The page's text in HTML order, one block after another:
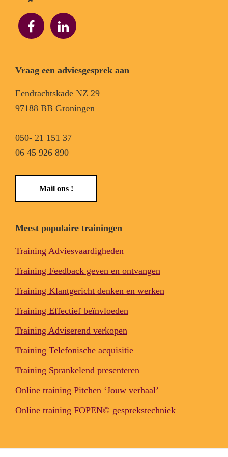
Vraag een adviesgesprek aan
Eendrachtskade NZ 29
97188 BB Groningen
050- 21 151 37
06 45 926 890
Mail ons !
Meest populaire trainingen
Training Adviesvaardigheden
Training Feedback geven en ontvangen
Training Klantgericht denken en werken
Training Effectief beïnvloeden
Training Adviserend verkopen
Training Telefonische acquisitie
Training Sprankelend presenteren
Online training Pitchen ‘Jouw verhaal’
Online training FOPEN© gesprekstechniek